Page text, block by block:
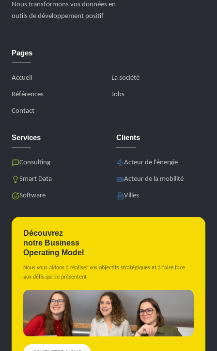
Nous transformons vos données en
outils de développement positif
Pages
Accueil La société
Références Jobs
Contact
Services
Consulting
Smart Data
Software
Clients
Acteur de l'énergie
Acteur de la mobilité
Villes
Découvrez
notre Business
Operating Model
Nous vous aidons à réaliser vos objectifs stratégiques et à faire face
aux défis qui se présentent